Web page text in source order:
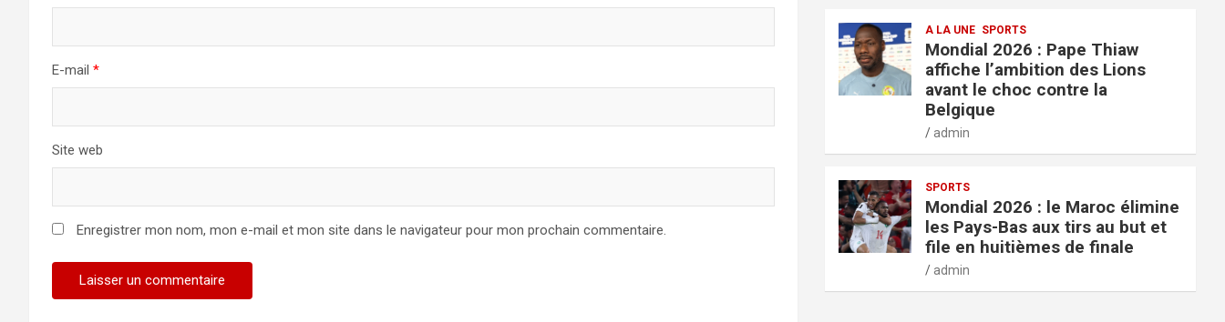
E-mail *
Site web
Enregistrer mon nom, mon e-mail et mon site dans le navigateur pour mon prochain commentaire.
A LA UNE SPORTS
Mondial 2026 : Pape Thiaw
affiche l’ambition des Lions
avant le choc contre la
Belgique
admin
SPORTS
Mondial 2026 : le Maroc élimine
les Pays-Bas aux tirs au but et
file en huitièmes de finale
admin